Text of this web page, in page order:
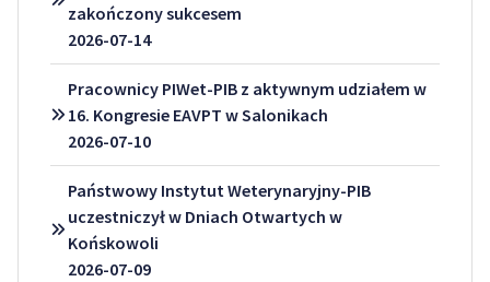
zakończony sukcesem
2026-07-14
Pracownicy PIWet-PIB z aktywnym udziałem w
16. Kongresie EAVPT w Salonikach
2026-07-10
Państwowy Instytut Weterynaryjny-PIB
uczestniczył w Dniach Otwartych w
Końskowoli
2026-07-09